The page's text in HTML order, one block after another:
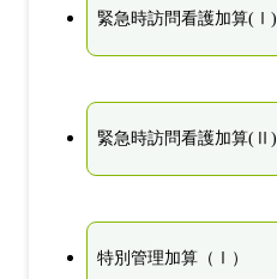
緊急時訪問看護加算(Ⅰ)
緊急時訪問看護加算(Ⅱ)
特別管理加算（Ⅰ）